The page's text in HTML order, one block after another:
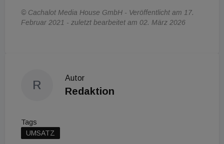
© Cachalot Media House GmbH - Veröffentlicht am 17.
Februar 2021 - zuletzt bearbeitet am 02. März 2026
R
Autor
Redaktion
Tags
UMSATZ